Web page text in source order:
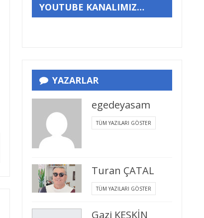
YOUTUBE KANALIMIZ…
YAZARLAR
egedeyasam
TÜM YAZILARI GÖSTER
Turan ÇATAL
TÜM YAZILARI GÖSTER
Gazi KESKİN